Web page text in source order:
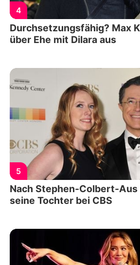
4
Durchsetzungsfähig? Max
über Ehe mit Dilara aus
5
Nach Stephen-Colbert-Aus
seine Tochter bei CBS